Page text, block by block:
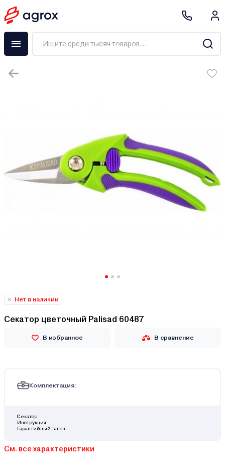
Нет в наличии
Секатор цветочный Palisad 60487
В избранное В сравнение
Комплектация:
Секатор
Инструкция
Гарантийный талон
См. все характеристики